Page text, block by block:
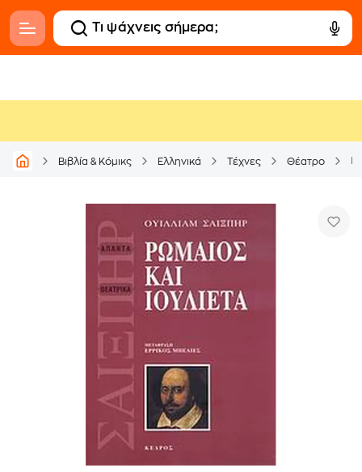
Βιβλία & Κόμικς Ελληνικά Τέχνες Θέατρο